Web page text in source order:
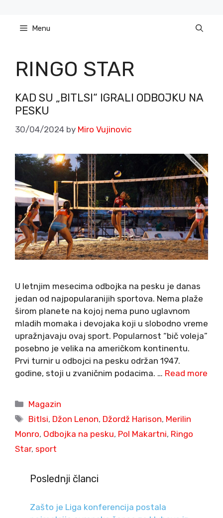
content Menu
RINGO STAR
KAD SU „BITLSI“ IGRALI ODBOJKU NA
PESKU
30/04/2024 by Miro Vujinovic
U letnjim mesecima odbojka na pesku je danas
jedan od najpopularanijih sportova. Nema plaže
širom planete na kojoj nema puno uglavnom
mladih momaka i devojaka koji u slobodno vreme
upražnjavaju ovaj sport. Popularnost “bič voleja”
posebno je velika na američkom kontinentu.
Prvi turnir u odbojci na pesku održan 1947.
godine, stoji u zvaničnim podacima. … Read more
Categories
Magazin
Tags
Bitlsi, Džon Lenon, Džordž Harison, Merilin
Monro, Odbojka na pesku, Pol Makartni, Ringo
Star, sport
Poslednji članci
Zašto je Liga konferencija postala